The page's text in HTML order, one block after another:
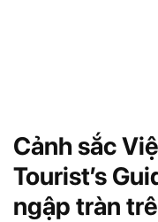
Cảnh sắc
Tourist’s
ngập tràn